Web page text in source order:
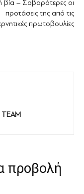
βία – Σοβαρότερες οι
προτάσεις της από τις
πρωτοβουλίες
προβολή